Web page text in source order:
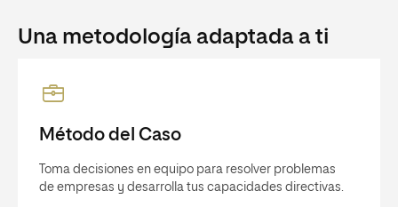
Una metodología adaptada a ti
Método del Caso
Toma decisiones en equipo para resolver problemas
de empresas y desarrolla tus capacidades directivas.